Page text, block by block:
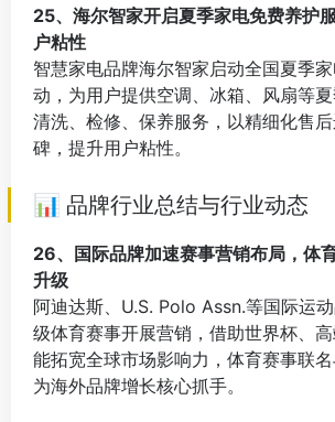
25、海尔智家开启夏季家电免费养护
户粘性
智慧家电品牌海尔智家启动全国夏季
动，为用户提供空调、冰箱、风扇等
清洗、检修、保养服务，以精细化售
碑，提升用户粘性。
📊 品牌行业总结与行业动态
26、国际品牌加速赛事营销布局，体
升级
阿迪达斯、U.S. Polo Assn.等国际运
级体育赛事开展营销，借助世界杯、
能拓宽全球市场影响力，体育赛事联
为海外品牌增长核心抓手。